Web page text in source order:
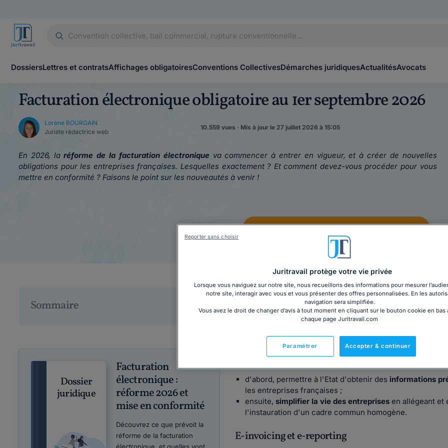
DossiersLettres et contratsAffichages obligatoiresConventions CollectivesDémarches juridiquesActualitésAvocats
Facturation électronique obligatoire au 1er septembre 2026
Lorène BOURGAIN
Juriste rédactrice web
10.559 vues · Mis à jour le 27 juillet 2026 à 15:05
En 2026, laréforme de la facturation électronique va commencer à entrer en vigueur, et à créer de nouvelles
obligations pour les entreprises françaises. Lesquelles exactement ? Et comment devez-vous procéder pour vous
mettre en conformité ? Faisons le point sur les nouveautés à venir !
Réglementation de la facturation électronique
Sommaire
Dossier
juridique
Facturation
électronique :
réforme 2026 et
mise en conformité
Découvrez ce que prévoit la
réforme de la facturation
Qu'est-ce que la réforme de la
Pourquoi la facturation électronique devient-elle
Les objectifs de la loi
d'abord, permettre à l'Etat d'obtenir des informations
les entreprises françaises ;
ensuite, simplifier la vie des entreprises en allégeant et
l'instauration d'un cadre commun homogène.
E-invoicing et e-reporting
Juritravail protège votre vie privée
Lorsque vous naviguez sur notre site, nous recueillons des informations pour mesurer
notre site, interagir avec vous et vous présenter des offres personnalisées. En les
navigation sera simplifiée.
Vous avez le droit de changer d’avis à tout moment en cliquant sur le bouton cookie en bas
chaque page Juritravail.com
Accepter & continuer
Paramétrer
Reporter sans choisir